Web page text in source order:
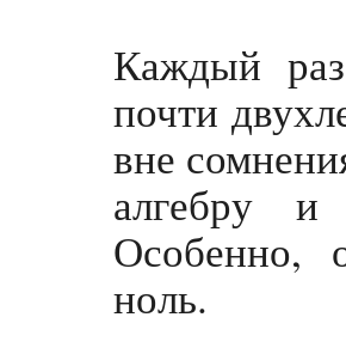
Каждый
почти
вне
алгебру
Особенно,
ноль.